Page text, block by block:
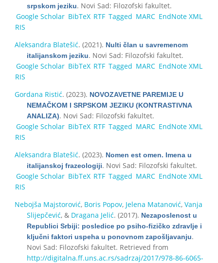
srpskom jeziku. Novi Sad: Filozofski fakultet.
Google Scholar BibTeX RTF Tagged MARC EndNote XML
RIS
Aleksandra Blatešić. (2021). Nulti član u savremenom
italijanskom jeziku. Novi Sad: Filozofski fakultet.
Google Scholar BibTeX RTF Tagged MARC EndNote XML
RIS
Gordana Ristić. (2023). NOVOZAVETNE PAREMIJE U
NEMAČKOM I SRPSKOM JEZIKU (KONTRASTIVNA
ANALIZA). Novi Sad: Filozofski fakultet.
Google Scholar BibTeX RTF Tagged MARC EndNote XML
RIS
Aleksandra Blatešić. (2023). Nomen est omen. Imena u
italijanskoj frazeologiji. Novi Sad: Filozofski fakultet.
Google Scholar BibTeX RTF Tagged MARC EndNote XML
RIS
Nebojša Majstorović, Boris Popov, Jelena Matanović, Vanja
Slijepčević, & Dragana Jelić. (2017). Nezaposlenost u
Republici Srbiji: posledice po psiho-fizičko zdravlje i
ključni faktori uspeha u ponovnom zapošljavanju.
Novi Sad: Filozofski fakultet. Retrieved from
http://digitalna.ff.uns.ac.rs/sadrzaj/2017/978-86-6065-